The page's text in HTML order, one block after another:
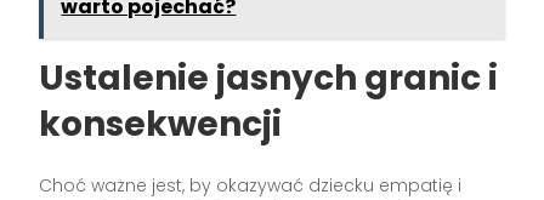
warto pojechać?
Ustalenie jasnych granic i
konsekwencji
Choć ważne jest, by okazywać dziecku empatię i